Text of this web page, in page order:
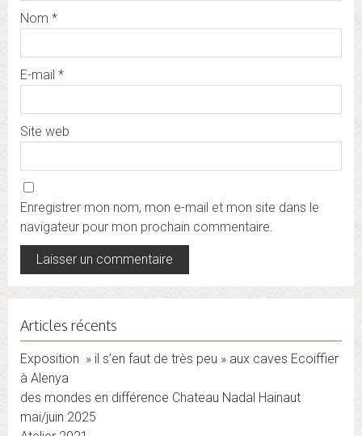
Nom *
E-mail *
Site web
Enregistrer mon nom, mon e-mail et mon site dans le
navigateur pour mon prochain commentaire.
Articles récents
Exposition » il s’en faut de très peu » aux caves Ecoiffier
à Alenya
des mondes en différence Chateau Nadal Hainaut
mai/juin 2025